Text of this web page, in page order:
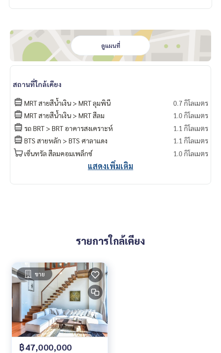
Khun Nok: Tel.
061-428-9156
Whats app:
+66 61 428 9156
Website :https://www.mcrethailand.com/
Line ID: @mcre
My Celebrity Co., Ltd. Real Estate Agency, Service You Can T
rust.
#luxury #LuxuryCondominium #Luxurycondo #condominiu
m #rent # condo #condo Bangkok #Bangkok Condo #Con
do for rent #For rent #Condorental #RentSellCondoBang
kok #rentcondo #rentalproperty #rental #Luxurycondofo
rrent #Condo near the BTS #Condo #MCRE #realestateag
ent #BTS #shoppingmall #nearschool #shoppingmall #BT
S Saladaeng #Central Silom #Bangkok Christian College #
ดูแผนที่
สถานที่ใกล้เคียง
MRT สายสีน้ำเงิน > MRT ลุมพินี
0.7 กิโลเมตร
MRT สายสีน้ำเงิน > MRT สีลม
1.0 กิโลเมตร
รถ BRT > BRT อาคารสงเคราะห์
1.1 กิโลเมตร
BTS สายหลัก > BTS ศาลาแดง
1.1 กิโลเมตร
เซ็นทรัล สีลมคอมเพล็กซ์
1.0 กิโลเมตร
แสดงเพิ่มเติม
รายการใกล้เคียง
ขาย
฿47,000,000